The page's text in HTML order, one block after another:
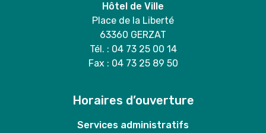
Hôtel de Ville
Place de la Liberté
63360 GERZAT
Tél. : 04 73 25 00 14
Fax : 04 73 25 89 50
Horaires d’ouverture
Services administratifs